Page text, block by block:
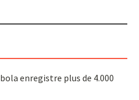
enregistre plus de 4.000